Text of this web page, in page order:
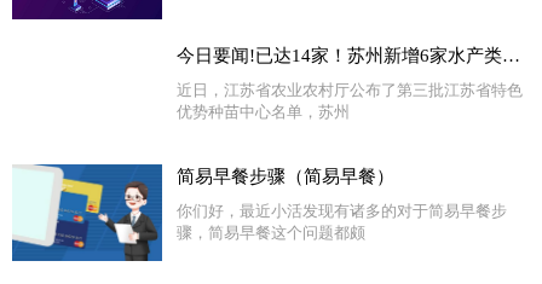
今日要闻!已达14家！苏州新增6家水产类省级特色优势种苗中心
近日，江苏省农业农村厅公布了第三批江苏省特色
优势种苗中心名单，苏州
简易早餐步骤（简易早餐）
你们好，最近小活发现有诸多的对于简易早餐步
骤，简易早餐这个问题都颇